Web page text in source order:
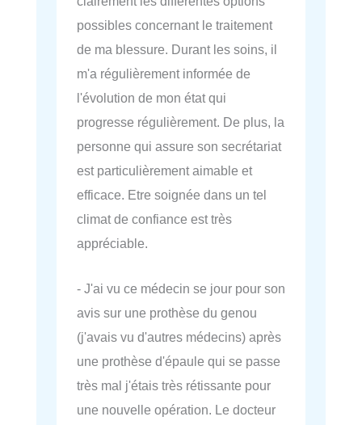
possibles concernant le traitement
de ma blessure. Durant les soins, il
m'a régulièrement informée de
l'évolution de mon état qui
progresse régulièrement. De plus, la
personne qui assure son secrétariat
est particulièrement aimable et
efficace. Etre soignée dans un tel
climat de confiance est très
appréciable.
- J'ai vu ce médecin se jour pour son
avis sur une prothèse du genou
(j'avais vu d'autres médecins) après
une prothèse d'épaule qui se passe
très mal j'étais très rétissante pour
une nouvelle opération. Le docteur